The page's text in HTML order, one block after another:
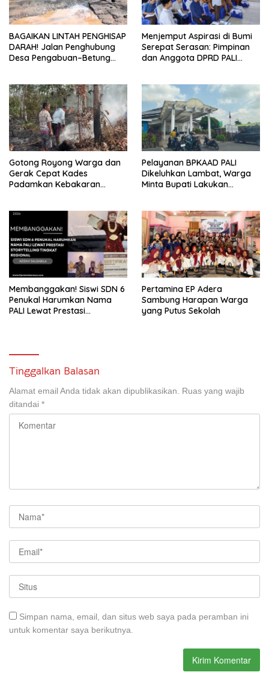
BAGAIKAN LINTAH PENGHISAP
DARAH! Jalan Penghubung
Desa Pengabuan–Betung
Kerok
Menjemput Aspirasi di Bumi
Serepat Serasan: Pimpinan
dan Anggota DPRD PALI
Melalui Reses Ke-2 Tahun
2026
Gotong Royong Warga dan
Gerak Cepat Kades
Padamkan Kebakaran
Pelayanan BPKAAD PALI
Dikeluhkan Lambat, Warga
Minta Bupati Lakukan
Membanggakan! Siswi SDN 6
Penukal Harumkan Nama
PALI Lewat Prestasi
Pertamina EP Adera
Sambung Harapan Warga
yang Putus Sekolah
Tinggalkan Balasan
Alamat email Anda tidak akan dipublikasikan.
Ruas yang wajib
ditandai *
Simpan nama, email, dan situs web saya pada peramban ini
untuk komentar saya berikutnya.